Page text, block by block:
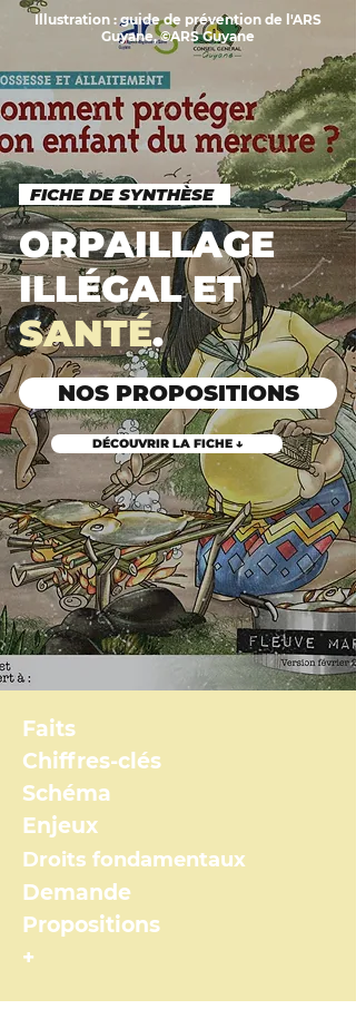
Illustration : guide de prévention de l'ARS
Guyane, ©ARS Guyane
FICHE DE SYNTHÈSE
ORPAILLAGE
ILLÉGAL ET
SANTÉ.
NOS PROPOSITIONS
DÉCOUVRIR LA FICHE ↓
Faits
Chiffres-clés
Schéma
Enjeux
Droits fondamentaux
Demande
Propositions
+